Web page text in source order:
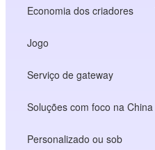
Economia dos criadores
Jogo
Serviço de gateway
Soluções com foco na China
Personalizado ou sob